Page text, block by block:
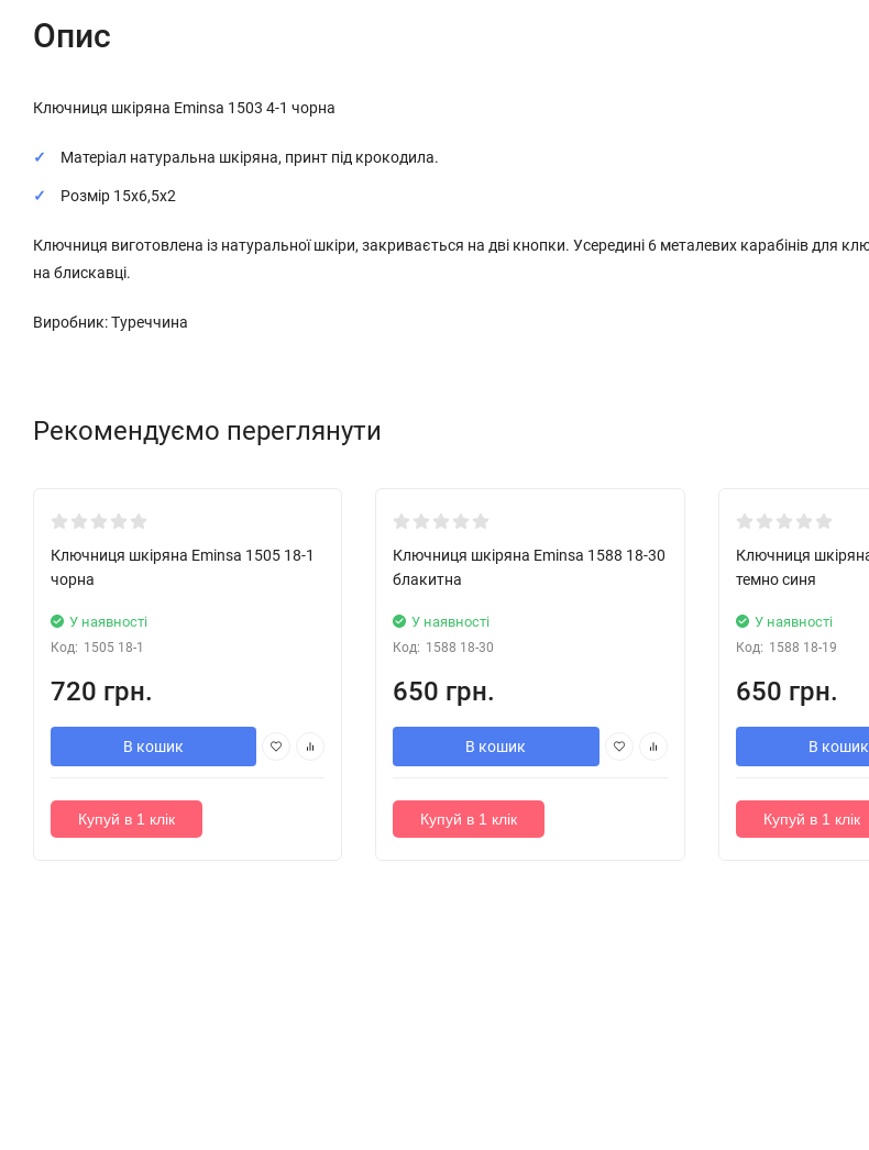
Опис
Ключниця шкіряна Eminsa 1503 4-1 чорна
Матеріал натуральна шкіряна, принт під крокодила.
Розмір 15х6,5х2
Ключниця виготовлена із натуральної шкіри, закривається на дві кнопки. Усередині 6 металевих карабінів для
на блискавці.
Виробник: Туреччина
Рекомендуємо переглянути
Новинка!
Ключниця шкіряна Eminsa 1505 18-1
чорна
У наявності
Код: 1505 18-1
720 грн.
В кошик
Купуй в 1 клік
Новинка!
Ключниця шкіряна Eminsa 1588 18-30
блакитна
У наявності
Код: 1588 18-30
650 грн.
В кошик
Купуй в 1 клік
Новинка!
Ключниця
темно синя
У наявності
Код: 1588 18-19
650 грн.
В кошик
Купуй в 1 клік